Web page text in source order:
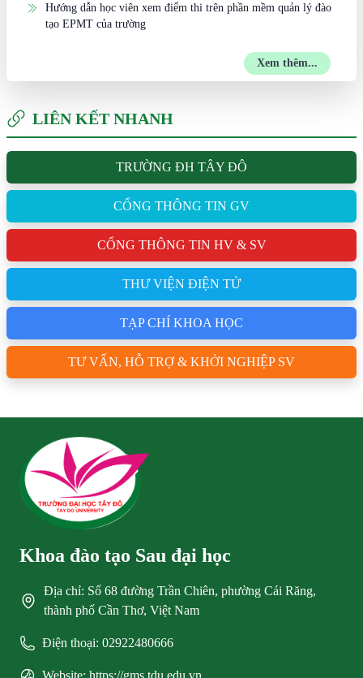
Hướng dẫn học viên xem điểm thi trên phần mềm quản lý đào
tạo EPMT của trường
Xem thêm...
LIÊN KẾT NHANH
TRƯỜNG ĐH TÂY ĐÔ
CỔNG THÔNG TIN GV
CỔNG THÔNG TIN HV & SV
THƯ VIỆN ĐIỆN TỬ
TẠP CHÍ KHOA HỌC
TƯ VẤN, HỖ TRỢ & KHỞI NGHIỆP SV
Khoa đào tạo Sau đại học
Địa chỉ: Số 68 đường Trần Chiên, phường Cái Răng,
thành phố Cần Thơ, Việt Nam
Điện thoại: 02922480666
Website: https://gms.tdu.edu.vn